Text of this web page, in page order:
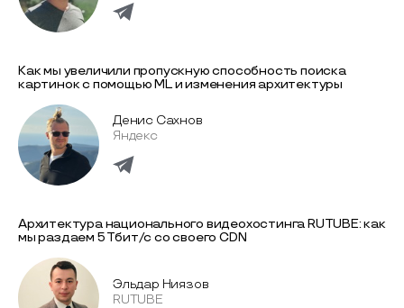
Как мы увеличили пропускную способность поиска
картинок с помощью ML и изменения архитектуры
Денис Сахнов
Яндекс
Архитектура национального видеохостинга RUTUBE: как
мы раздаем 5 Тбит/с со своего CDN
Эльдар Ниязов
RUTUBE